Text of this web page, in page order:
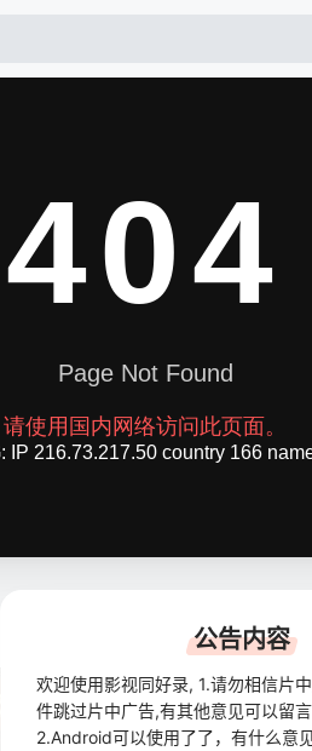
公告内容
欢迎使用影视同好录, 1.请勿相信片
件跳过片中广告,有其他意见可以留
2.Android可以使用了了，有什么意